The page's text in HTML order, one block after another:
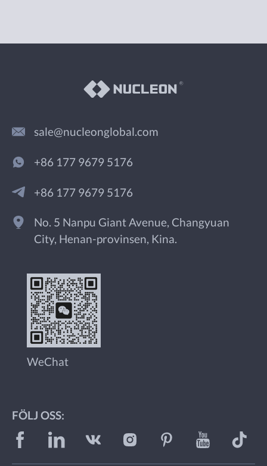
sale@nucleonglobal.com
+86 177 9679 5176
+86 177 9679 5176
No. 5 Nanpu Giant Avenue, Changyuan
City, Henan-provinsen, Kina.
WeChat
FÖLJ OSS: